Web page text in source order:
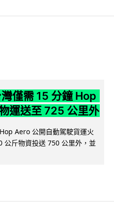
僅需 15 分鐘 Hop
運送至 725 公里外
Aero 公開自動駕駛貨運火
公斤物資投送 750 公里外，並